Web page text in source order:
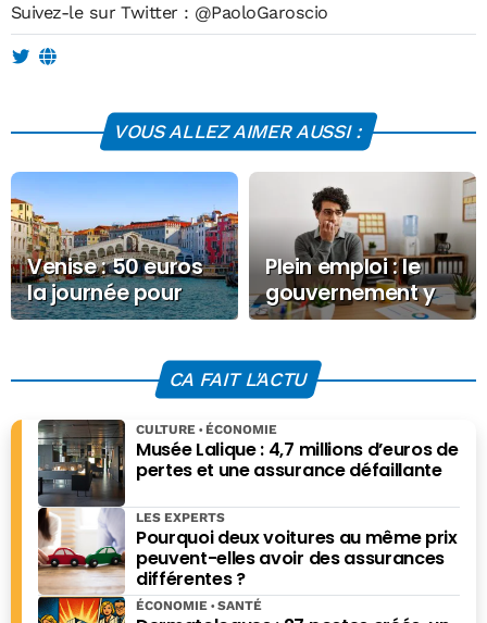
Suivez-le sur Twitter : @PaoloGaroscio
VOUS ALLEZ AIMER AUSSI :
Venise : 50 euros
la journée pour
visiter la ville
Plein emploi : le
gouvernement y
renonce malgré la
Macron
CA FAIT L'ACTU
Musée Lalique : 4,7 millions d’euros de
pertes et une assurance défaillante
CULTURE ÉCONOMIE
Pourquoi deux voitures au même prix
peuvent-elles avoir des assurances
différentes ?
LES EXPERTS
ÉCONOMIE SANTÉ